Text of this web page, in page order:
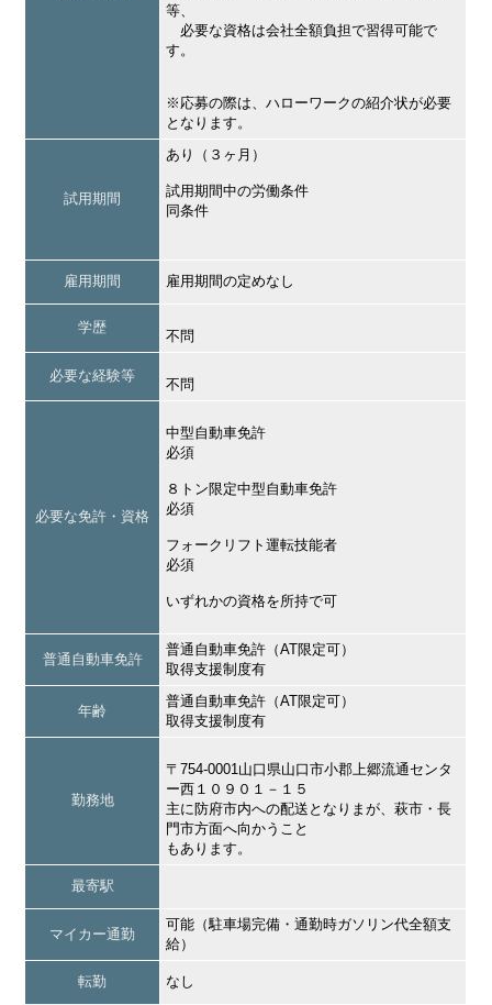
等、
必要な資格は会社全額負担で習得可能で
す。
※応募の際は、ハローワークの紹介状が必要
となります。
試用期間
あり（３ヶ月）
試用期間中の労働条件
同条件
雇用期間 雇用期間の定めなし
学歴
不問
必要な経験等
不問
必要な免許・資格
中型自動車免許
必須
８トン限定中型自動車免許
必須
フォークリフト運転技能者
必須
いずれかの資格を所持で可
普通自動車免許
普通自動車免許（AT限定可）
取得支援制度有
年齢
普通自動車免許（AT限定可）
取得支援制度有
勤務地
〒754-0001山口県山口市小郡上郷流通センタ
ー西１０９０１－１５
主に防府市内への配送となりまが、萩市・長
門市方面へ向かうこと
もあります。
最寄駅
マイカー通勤
可能（駐車場完備・通勤時ガソリン代全額支
給）
転勤 なし